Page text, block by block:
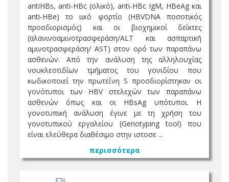
antiHBs, anti-HBc (ολικό), anti-HBc IgM, HBeAg και
anti-HBe) το ιικό φορτίο (HBVDNA ποσοτικός
προσδιορισμός) και οι βιοχημικοί δείκτες
(αλανινοαμινοτρασφεράση/ALT και ασπαρτική
αμινοτρασφεράση/ AST) στον ορό των παραπάνω
ασθενών. Από την ανάλυση της αλληλουχίας
νουκλεοτιδίων τμήματος του γονιδίου που
κωδικοποιεί την πρωτεΐνη S προσδιορίστηκαν οι
γονότυποι των HBV στελεχών των παραπάνω
ασθενών όπως και οι HBsAg υπότυποι. Η
γονοτυπική ανάλυση έγινε με τη χρήση του
γονοτυπικού εργαλείου (Genotyping tool) που
είναι ελεύθερα διαθέσιμο στην ιστοσε ...
περισσότερα